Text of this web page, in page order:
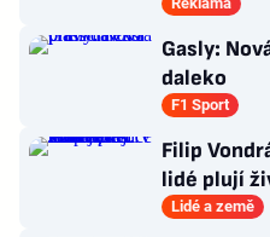
Gasly:
daleko
F1 Sport
Filip
lidé plují
věci tolik
Lidé a země